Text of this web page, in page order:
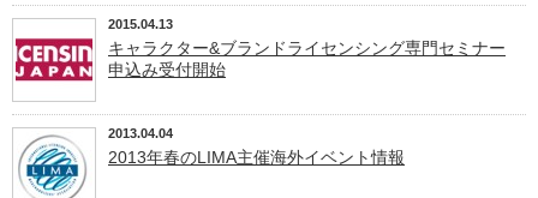
2015.04.13
キャラクター&ブランドライセンシング専門セミナー
申込み受付開始
2013.04.04
2013年春のLIMA主催海外イベント情報